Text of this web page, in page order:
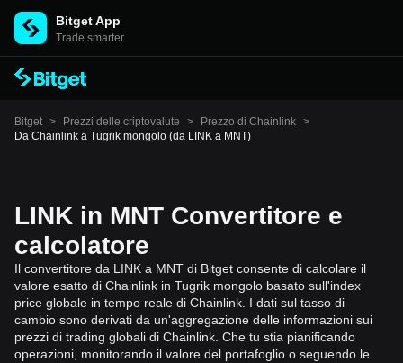
Bitget App
Trade smarter
Bitget > Prezzi delle criptovalute > Prezzo di Chainlink >
Da Chainlink a Tugrik mongolo (da LINK a MNT)
LINK in MNT Convertitore e
calcolatore
Il convertitore da LINK a MNT di Bitget consente di calcolare il
valore esatto di Chainlink in Tugrik mongolo basato sull'index
price globale in tempo reale di Chainlink. I dati sul tasso di
cambio sono derivati da un'aggregazione delle informazioni sui
prezzi di trading globali di Chainlink. Che tu stia pianificando
operazioni, monitorando il valore del portafoglio o seguendo le